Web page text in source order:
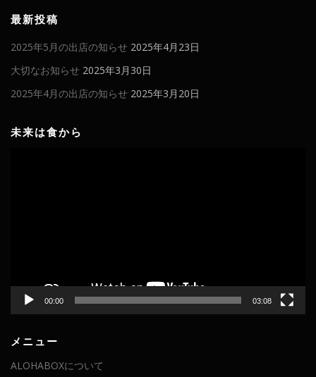
最新投稿
2025年5月の出店の知らせ 2025年4月23日
大切なお知らせ 2025年3月30日
2025年4月の出店の知らせ 2025年3月20日
未来は食から
00:00 03:08
メニュー
ALOHABOXについて